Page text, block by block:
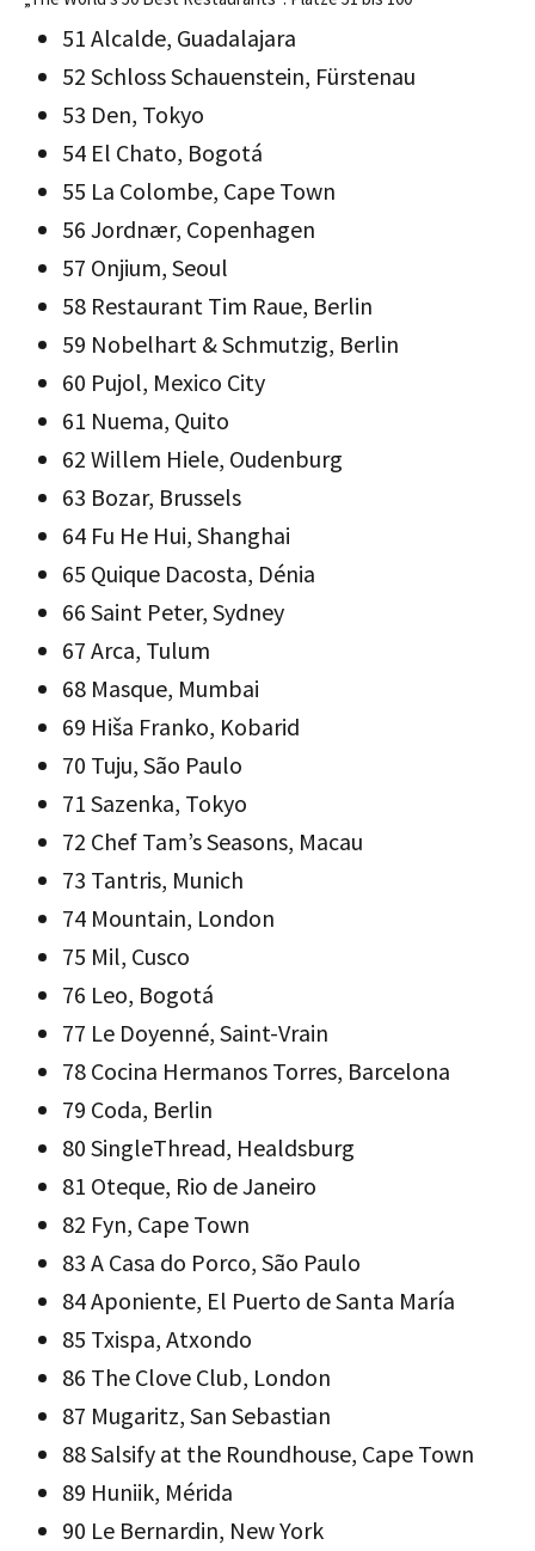
51 Alcalde, Guadalajara
52 Schloss Schauenstein, Fürstenau
53 Den, Tokyo
54 El Chato, Bogotá
55 La Colombe, Cape Town
56 Jordnær, Copenhagen
57 Onjium, Seoul
58 Restaurant Tim Raue, Berlin
59 Nobelhart & Schmutzig, Berlin
60 Pujol, Mexico City
61 Nuema, Quito
62 Willem Hiele, Oudenburg
63 Bozar, Brussels
64 Fu He Hui, Shanghai
65 Quique Dacosta, Dénia
66 Saint Peter, Sydney
67 Arca, Tulum
68 Masque, Mumbai
69 Hiša Franko, Kobarid
70 Tuju, São Paulo
71 Sazenka, Tokyo
72 Chef Tam’s Seasons, Macau
73 Tantris, Munich
74 Mountain, London
75 Mil, Cusco
76 Leo, Bogotá
77 Le Doyenné, Saint-Vrain
78 Cocina Hermanos Torres, Barcelona
79 Coda, Berlin
80 SingleThread, Healdsburg
81 Oteque, Rio de Janeiro
82 Fyn, Cape Town
83 A Casa do Porco, São Paulo
84 Aponiente, El Puerto de Santa María
85 Txispa, Atxondo
86 The Clove Club, London
87 Mugaritz, San Sebastian
88 Salsify at the Roundhouse, Cape Town
89 Huniik, Mérida
90 Le Bernardin, New York